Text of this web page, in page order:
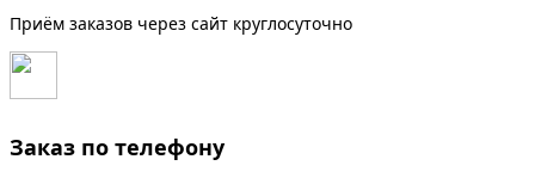
Приём заказов через сайт круглосуточно
Заказ по телефону